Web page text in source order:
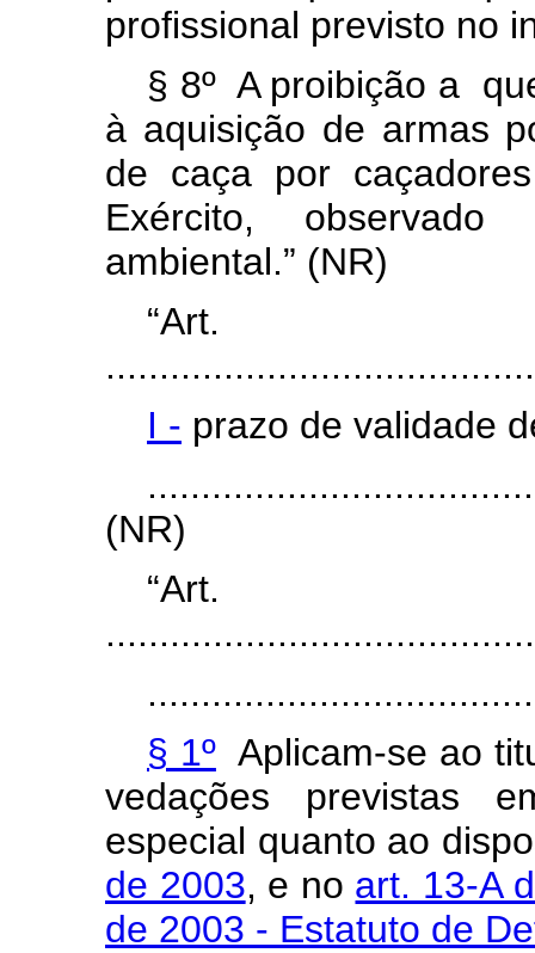
profissional previsto no
§ 8º A proibição a
à aquisição de armas
de caça por
Exército,
ambiental.” (NR)
I - prazo de validade
(NR)
§ 1ºAplicam-se ao
vedações previstas
especial quanto ao
de 2003, e no art. 13-A
de 2003 - Estatuto de